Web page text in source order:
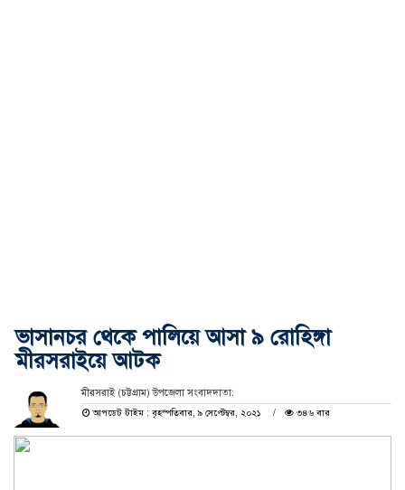
ভাসানচর থেকে পালিয়ে আসা ৯ রোহিঙ্গা
মীরসরাইয়ে আটক
মীরসরাই (চট্টগ্রাম) উপজেলা সংবাদদাতা:
আপডেট টাইম : বৃহস্পতিবার, ৯ সেপ্টেম্বর, ২০২১
৩৪৬ বার